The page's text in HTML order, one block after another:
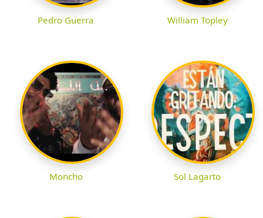
Pedro Guerra William Topley
Moncho Sol Lagarto